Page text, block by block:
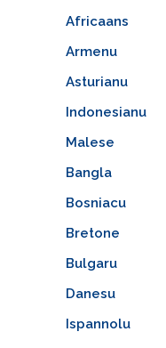
Africaans
Armenu
Asturianu
Indonesianu
Malese
Bangla
Bosniacu
Bretone
Bulgaru
Danesu
Ispannolu